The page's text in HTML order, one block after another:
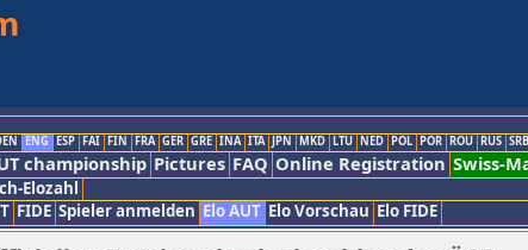
ENG ESP FAI FIN FRA GER GRE INA ITA JPN MKD LTU NED POL POR ROU RUS SRB
championship Pictures FAQ Online Registration Swiss-
Elozahl
FIDE Spieler anmelden Elo AUT Elo Vorschau Elo FIDE